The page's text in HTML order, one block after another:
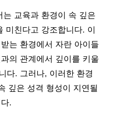
교육과 환경이 속 깊은
미친다고 강조합니다. 이
는 환경에서 자란 아이들
의 관계에서 깊이를 키울
다. 그러나, 이러한 환경
깊은 성격 형성이 지연될
.